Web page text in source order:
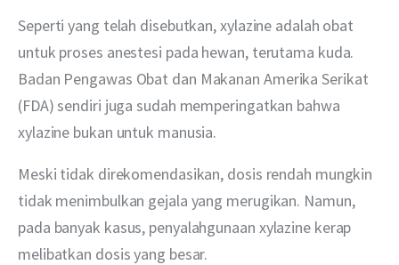
Seperti yang telah disebutkan, xylazine adalah obat
untuk proses anestesi pada hewan, terutama kuda.
Badan Pengawas Obat dan Makanan Amerika Serikat
(FDA) sendiri juga sudah memperingatkan bahwa
xylazine bukan untuk manusia.
Meski tidak direkomendasikan, dosis rendah mungkin
tidak menimbulkan gejala yang merugikan. Namun,
pada banyak kasus, penyalahgunaan xylazine kerap
melibatkan dosis yang besar.